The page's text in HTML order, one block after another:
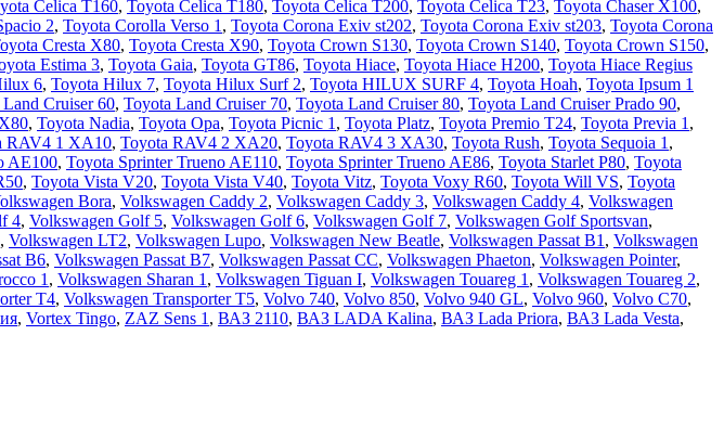
Celica T160, Toyota Celica T180, Toyota Celica T200, Toyota Celica T23, Toyota Chaser X100,
2, Toyota Corolla Verso 1 , Toyota Corona Exiv st202, Toyota Corona Exiv st203, Toyota Corona
Cresta X80, Toyota Cresta X90, Toyota Crown S130, Toyota Crown S140, Toyota Crown S150,
Estima 3, Toyota Gaia, Toyota GT86, Toyota Hiace, Toyota Hiace H200, Toyota Hiace Regius
6, Toyota Hilux 7, Toyota Hilux Surf 2, Toyota HILUX SURF 4, Toyota Hoah, Toyota Ipsum 1
Cruiser 60, Toyota Land Cruiser 70, Toyota Land Cruiser 80, Toyota Land Cruiser Prado 90,
, Toyota Nadia, Toyota Opa, Toyota Picnic 1 , Toyota Platz, Toyota Premio T24, Toyota Previa 1 ,
RAV4 1 XA10, Toyota RAV4 2 XA20, Toyota RAV4 3 XA30, Toyota Rush, Toyota Sequoia 1 ,
AE100, Toyota Sprinter Trueno AE110, Toyota Sprinter Trueno AE86, Toyota Starlet P80, Toyota
, Toyota Vista V20, Toyota Vista V40, Toyota Vitz, Toyota Voxy R60, Toyota Will VS, Toyota
Bora, Volkswagen Caddy 2, Volkswagen Caddy 3, Volkswagen Caddy 4, Volkswagen
4, Volkswagen Golf 5, Volkswagen Golf 6, Volkswagen Golf 7, Volkswagen Golf Sportsvan,
, Volkswagen LT2, Volkswagen Lupo, Volkswagen New Beatle, Volkswagen Passat B1 , Volkswagen
B6, Volkswagen Passat B7, Volkswagen Passat CC, Volkswagen Phaeton, Volkswagen Pointer,
1 , Volkswagen Sharan 1 , Volkswagen Tiguan I, Volkswagen Touareg 1 , Volkswagen Touareg 2,
T4, Volkswagen Transporter T5, Volvo 740, Volvo 850, Volvo 940 GL, Volvo 960, Volvo C70,
, Vortex Tingo, ZAZ Sens 1 , ВАЗ 2110, ВАЗ LADA Kalina, ВАЗ Lada Priora, ВАЗ Lada Vesta,